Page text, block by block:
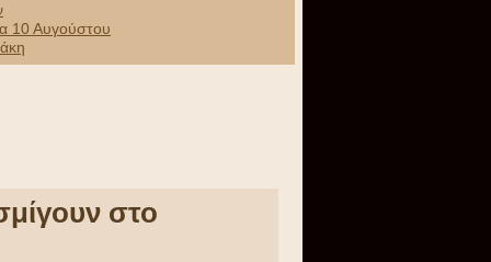
10 Αυγούστου
στο